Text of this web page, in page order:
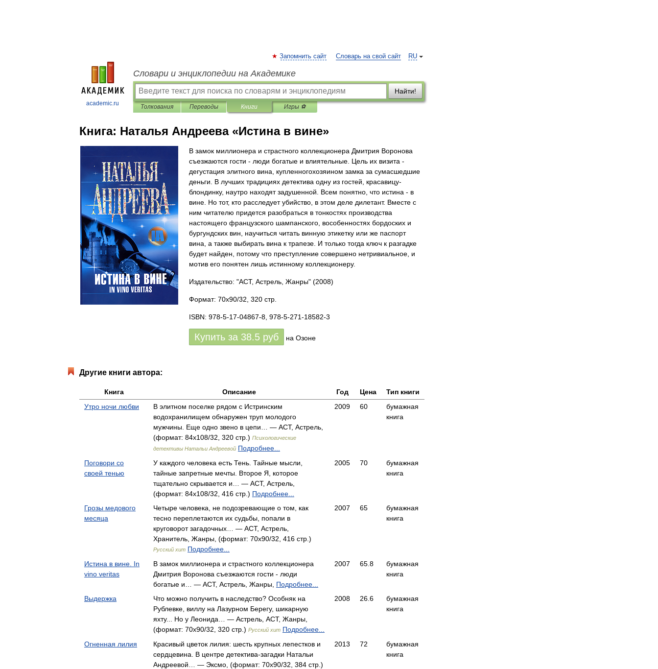
academic.ru
RU
Запомнить сайт Словарь на свой сайт
Словари и энциклопедии на Академике
Найти!
Толкования Переводы Книги Игры ⚽
Книга: Наталья Андреева «Истина в вине»
В замок миллионера и страстного коллекционера Дмитрия Воронова
съезжаются гости - люди богатые и влиятельные. Цель их визита -
дегустация элитного вина, купленногохозяином замка за сумасшедшие
деньги. В лучших традициях детектива одну из гостей, красавицу-
блондинку, наутро находят задушенной. Всем понятно, что истина - в
вине. Но тот, кто расследует убийство, в этом деле дилетант. Вместе с
ним читателю придется разобраться в тонкостях производства
настоящего французского шампанского, вособенностях бордоских и
бургундских вин, научиться читать винную этикетку или же паспорт
вина, а также выбирать вина к трапезе. И только тогда ключ к разгадке
будет найден, потому что преступление совершено нетривиальное, и
мотив его понятен лишь истинному коллекционеру.
Издательство: "АСТ, Астрель, Жанры" (2008)
Формат: 70x90/32, 320 стр.
ISBN: 978-5-17-04867-8, 978-5-271-18582-3
Купить за 38.5 руб на Озоне
Другие книги автора:
Книга Описание Год Цена
Тип книги
Утро ночи любви
В элитном поселке рядом с Истринским
водохранилищем обнаружен труп молодого
мужчины. Еще одно звено в цепи… — АСТ, Астрель,
(формат: 84x108/32, 320 стр.) Психологические
детективы Натальи Андреевой Подробнее...
2009 60
бумажная
книга
Поговори со
своей тенью
У каждого человека есть Тень. Тайные мысли,
тайные запретные мечты. Второе Я, которое
тщательно скрывается и… — АСТ, Астрель,
(формат: 84x108/32, 416 стр.) Подробнее...
2005 70
бумажная
книга
Грозы медового
месяца
Четыре человека, не подозревающие о том, как
тесно переплетаются их судьбы, попали в
круговорот загадочных… — АСТ, Астрель,
Хранитель, Жанры, (формат: 70x90/32, 416 стр.)
Русский хит Подробнее...
2007 65
бумажная
книга
Истина в вине. In
vino veritas
В замок миллионера и страстного коллекционера
Дмитрия Воронова съезжаются гости - люди
богатые и… — АСТ, Астрель, Жанры, Подробнее...
2007 65.8
бумажная
книга
Выдержка
Что можно получить в наследство? Особняк на
Рублевке, виллу на Лазурном Берегу, шикарную
яхту... Но у Леонида… — Астрель, АСТ, Жанры,
(формат: 70x90/32, 320 стр.) Русский хит Подробнее...
2008 26.6
бумажная
книга
Огненная лилия
Красивый цветок лилия: шесть крупных лепест­ков и
сердцевина. В центре детектива-загадки На­тальи
Андреевой… — Эксмо, (формат: 70x90/32, 384 стр.)
2013 72
бумажная
книга